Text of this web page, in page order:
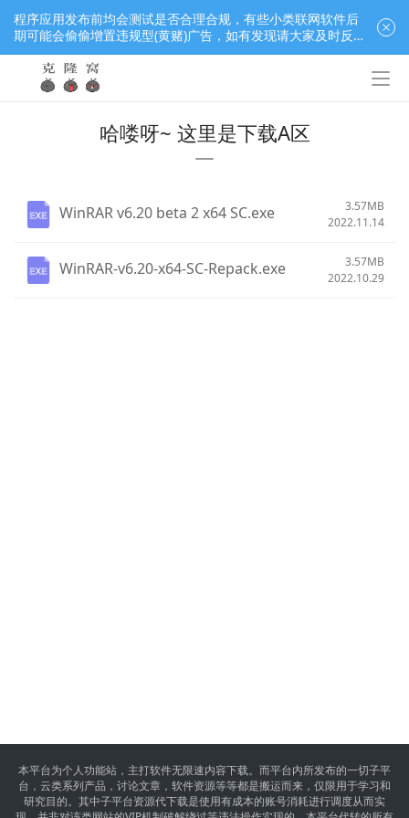
哈喽呀~ 这里是下载A区
WinRAR v6.20 beta 2 x64 SC.exe
3.57MB
2022.11.14
WinRAR-v6.20-x64-SC-Repack.exe
3.57MB
2022.10.29
本平台为个人功能站，主打软件无限速内容下载。而平台内所发布的一切子平
台，云类系列产品，讨论文章，软件资源等等都是搬运而来，仅限用于学习和
研究目的。其中子平台资源代下载是使用有成本的账号消耗进行调度从而实
程序应用发布前均会测试是否合理合规，有些小类联网软件后
期可能会偷偷增置违规型(黄赌)广告，如有发现请大家及时反
馈窝长进行处理，共同监督维护良好的程序应用下载社区！